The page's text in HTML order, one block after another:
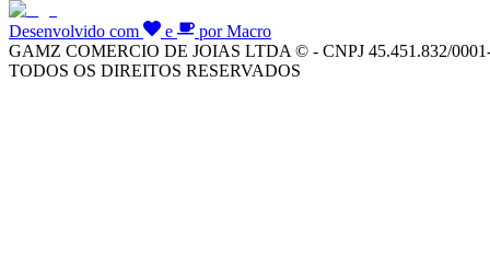
Desenvolvido com e
por Macro
GAMZ COMERCIO DE JOIAS LTDA © - CNPJ 45.451.832/
TODOS OS DIREITOS RESERVADOS